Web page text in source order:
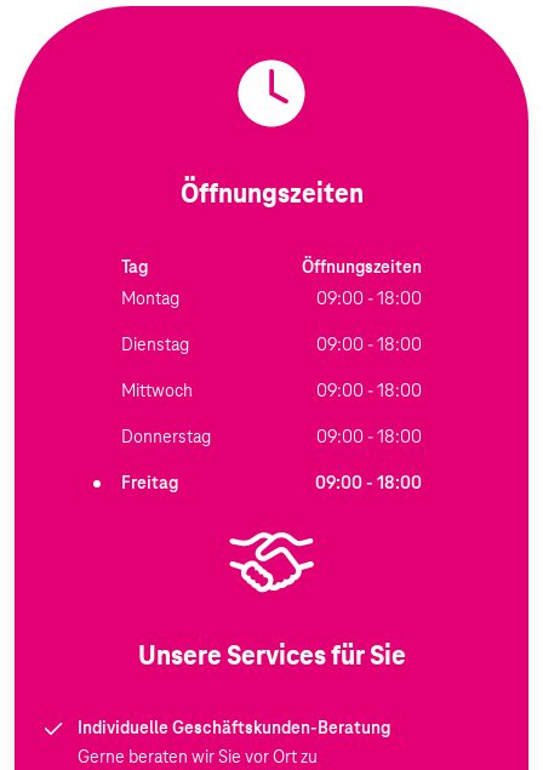
Öffnungszeiten
Tag
Öffnungszeiten
Montag
09:00 - 18:00
Dienstag 09:00 - 18:00
Mittwoch 09:00 - 18:00
Donnerstag 09:00 - 18:00
Freitag 09:00 - 18:00
Unsere Services für Sie
Individuelle Geschäftskunden-Beratung
Gerne beraten wir Sie vor Ort zu